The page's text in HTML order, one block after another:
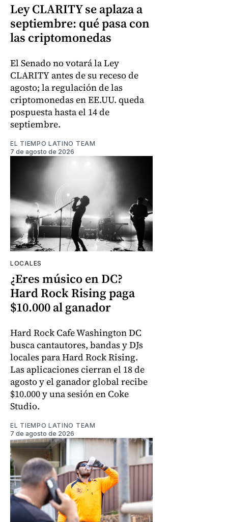
Ley CLARITY se aplaza a
septiembre: qué pasa con
las criptomonedas
El Senado no votará la Ley
CLARITY antes de su receso de
agosto; la regulación de las
criptomonedas en EE.UU. queda
pospuesta hasta el 14 de
septiembre.
EL TIEMPO LATINO TEAM
7 de agosto de 2026
LOCALES
¿Eres músico en DC?
Hard Rock Rising paga
$10.000 al ganador
Hard Rock Cafe Washington DC
busca cantautores, bandas y DJs
locales para Hard Rock Rising.
Las aplicaciones cierran el 18 de
agosto y el ganador global recibe
$10.000 y una sesión en Coke
Studio.
EL TIEMPO LATINO TEAM
7 de agosto de 2026